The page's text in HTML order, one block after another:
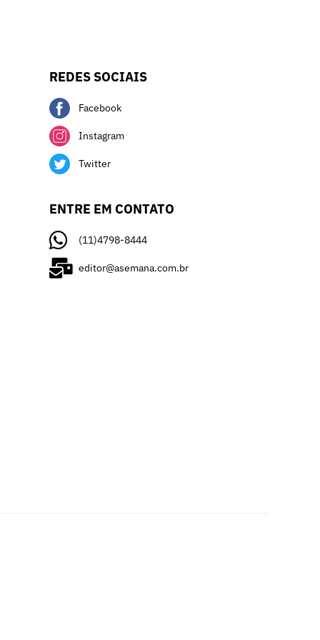
REDES SOCIAIS
Facebook
Instagram
Twitter
ENTRE EM CONTATO
(11)4798-8444
editor@asemana.com.br